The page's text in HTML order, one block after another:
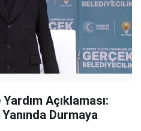
Açıklaması:
Durmaya